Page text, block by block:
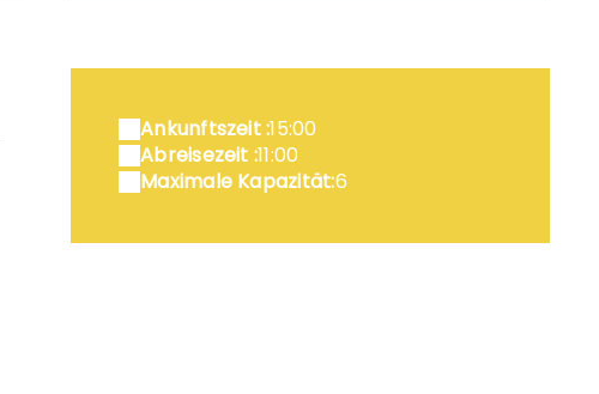
Ankunftszeit :15:00
Abreisezeit :11:00
Maximale Kapazität:6